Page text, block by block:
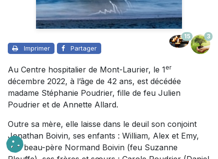
Imprimer Partager
15 3
Au Centre hospitalier de Mont-Laurier, le 1er
décembre 2022, à l’âge de 42 ans, est décédée
madame Stéphanie Poudrier, fille de feu Julien
Poudrier et de Annette Allard.
Outre sa mère, elle laisse dans le deuil son conjoint
Jonathan Boivin, ses enfants : William, Alex et Emy,
son beau-père Normand Boivin (feu Suzanne